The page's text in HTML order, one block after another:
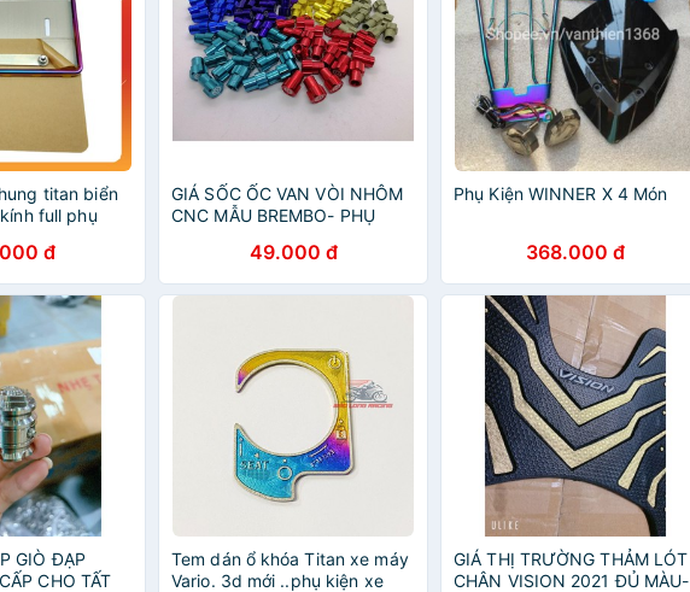
titan biển
full phụ
đ
GIÁ SỐC ỐC VAN VÒI NHÔM
CNC MẪU BREMBO- PHỤ
49.000 đ
Phụ Kiện WINNER X 4 Món
368.000 đ
GIÒ ĐẠP
CHO TẤT
Tem dán ổ khóa Titan xe máy
Vario. 3d mới ..phụ kiện xe
GIÁ THỊ TRƯỜNG THẢM LÓT
CHÂN VISION 2021 ĐỦ MÀU-